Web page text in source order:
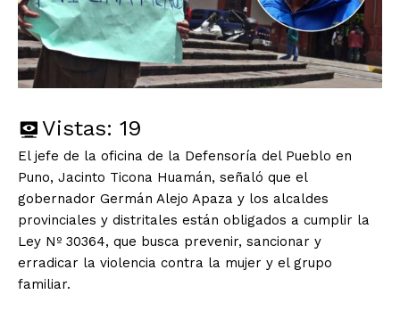
Vistas: 19
El jefe de la oficina de la Defensoría del Pueblo en
Puno, Jacinto Ticona Huamán, señaló que el
gobernador Germán Alejo Apaza y los alcaldes
provinciales y distritales están obligados a cumplir la
Ley Nº 30364, que busca prevenir, sancionar y
erradicar la violencia contra la mujer y el grupo
familiar.